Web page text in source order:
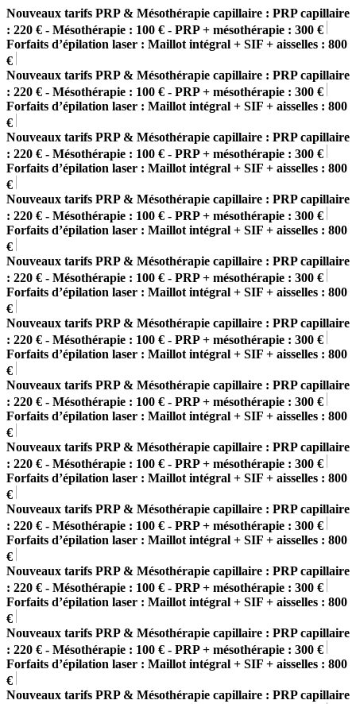
Nouveaux tarifs PRP & Mésothérapie capillaire : PRP capillaire
: 220 € - Mésothérapie : 100 € - PRP + mésothérapie : 300 €
Forfaits d’épilation laser : Maillot intégral + SIF + aisselles : 800
€
Nouveaux tarifs PRP & Mésothérapie capillaire : PRP capillaire
: 220 € - Mésothérapie : 100 € - PRP + mésothérapie : 300 €
Forfaits d’épilation laser : Maillot intégral + SIF + aisselles : 800
€
Nouveaux tarifs PRP & Mésothérapie capillaire : PRP capillaire
: 220 € - Mésothérapie : 100 € - PRP + mésothérapie : 300 €
Forfaits d’épilation laser : Maillot intégral + SIF + aisselles : 800
€
Nouveaux tarifs PRP & Mésothérapie capillaire : PRP capillaire
: 220 € - Mésothérapie : 100 € - PRP + mésothérapie : 300 €
Forfaits d’épilation laser : Maillot intégral + SIF + aisselles : 800
€
Nouveaux tarifs PRP & Mésothérapie capillaire : PRP capillaire
: 220 € - Mésothérapie : 100 € - PRP + mésothérapie : 300 €
Forfaits d’épilation laser : Maillot intégral + SIF + aisselles : 800
€
Nouveaux tarifs PRP & Mésothérapie capillaire : PRP capillaire
: 220 € - Mésothérapie : 100 € - PRP + mésothérapie : 300 €
Forfaits d’épilation laser : Maillot intégral + SIF + aisselles : 800
€
Nouveaux tarifs PRP & Mésothérapie capillaire : PRP capillaire
: 220 € - Mésothérapie : 100 € - PRP + mésothérapie : 300 €
Forfaits d’épilation laser : Maillot intégral + SIF + aisselles : 800
€
Nouveaux tarifs PRP & Mésothérapie capillaire : PRP capillaire
: 220 € - Mésothérapie : 100 € - PRP + mésothérapie : 300 €
Forfaits d’épilation laser : Maillot intégral + SIF + aisselles : 800
€
Nouveaux tarifs PRP & Mésothérapie capillaire : PRP capillaire
: 220 € - Mésothérapie : 100 € - PRP + mésothérapie : 300 €
Forfaits d’épilation laser : Maillot intégral + SIF + aisselles : 800
€
Nouveaux tarifs PRP & Mésothérapie capillaire : PRP capillaire
: 220 € - Mésothérapie : 100 € - PRP + mésothérapie : 300 €
Forfaits d’épilation laser : Maillot intégral + SIF + aisselles : 800
€
Nouveaux tarifs PRP & Mésothérapie capillaire : PRP capillaire
: 220 € - Mésothérapie : 100 € - PRP + mésothérapie : 300 €
Forfaits d’épilation laser : Maillot intégral + SIF + aisselles : 800
€
Nouveaux tarifs PRP & Mésothérapie capillaire : PRP capillaire